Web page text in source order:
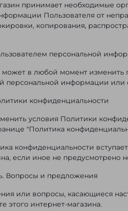
принимает необходимые
Пользователя от
копирования,
персональной
может в любой момент
персональной информации или
конфиденциальности
условия Политики
"Политика
конфиденциальности
если иное не
Вопросы и предложения
или вопросы, касающиеся
этого интернет-магазина.